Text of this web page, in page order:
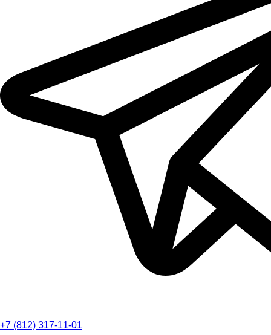
+7 (812) 317-11-01